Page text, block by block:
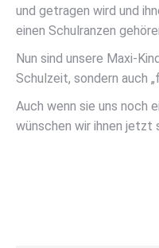
und getragen wird und
einen Schulranzen
Nun sind unsere Maxi-
Schulzeit, sondern auch
Auch wenn sie uns noch
wünschen wir ihnen jetzt